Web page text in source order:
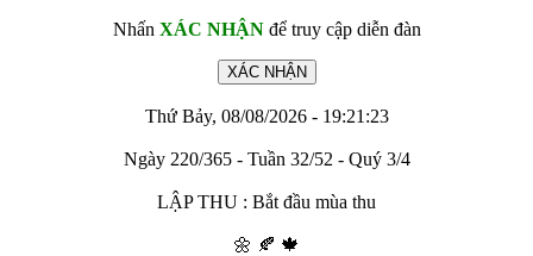
Nhấn XÁC NHẬNđể truy cập diễn đàn
Thứ Bảy, 08/08/2026 - 19:21:23
Ngày 220/365 - Tuần 32/52 - Quý 3/4
LẬP THU : Bắt đầu mùa thu
🌼 🍂 🍁